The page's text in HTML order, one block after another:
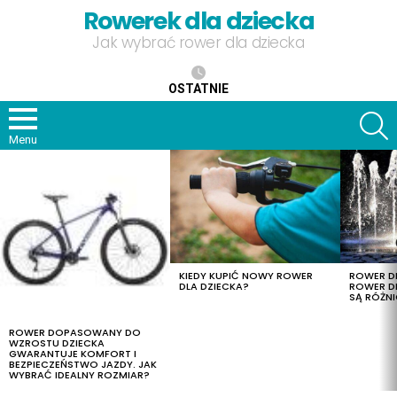
Rowerek dla dziecka
Jak wybrać rower dla dziecka
OSTATNIE
Menu
ROWER DOPASOWANY DO
WZROSTU DZIECKA
GWARANTUJE KOMFORT I
BEZPIECZEŃSTWO JAZDY. JAK
WYBRAĆ IDEALNY ROZMIAR?
KIEDY KUPIĆ NOWY ROWER
DLA DZIECKA?
ROWER
ROWER
SĄ